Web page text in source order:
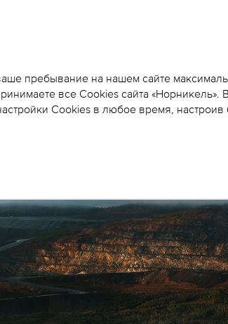
пребывание на нашем сайте
все Cookies сайта
Cookies в любое время,